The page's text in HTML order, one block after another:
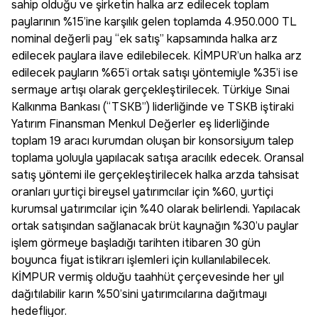
sahip olduğu ve şirketin halka arz edilecek toplam
paylarının %15’ine karşılık gelen toplamda 4.950.000 TL
nominal değerli pay “ek satış” kapsamında halka arz
edilecek paylara ilave edilebilecek. KİMPUR’un halka arz
edilecek payların %65’i ortak satışı yöntemiyle %35’i ise
sermaye artışı olarak gerçekleştirilecek. Türkiye Sınai
Kalkınma Bankası (“TSKB”) liderliğinde ve TSKB iştiraki
Yatırım Finansman Menkul Değerler eş liderliğinde
toplam 19 aracı kurumdan oluşan bir konsorsiyum talep
toplama yoluyla yapılacak satışa aracılık edecek. Oransal
satış yöntemi ile gerçekleştirilecek halka arzda tahsisat
oranları yurtiçi bireysel yatırımcılar için %60, yurtiçi
kurumsal yatırımcılar için %40 olarak belirlendi. Yapılacak
ortak satışından sağlanacak brüt kaynağın %30’u paylar
işlem görmeye başladığı tarihten itibaren 30 gün
boyunca fiyat istikrarı işlemleri için kullanılabilecek.
KİMPUR vermiş olduğu taahhüt çerçevesinde her yıl
dağıtılabilir karın %50’sini yatırımcılarına dağıtmayı
hedefliyor.